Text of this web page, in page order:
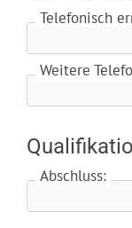
Telefonisch
Weitere
Abschluss: